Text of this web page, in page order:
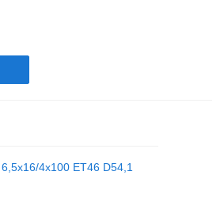
4x100 ET46 D54,1